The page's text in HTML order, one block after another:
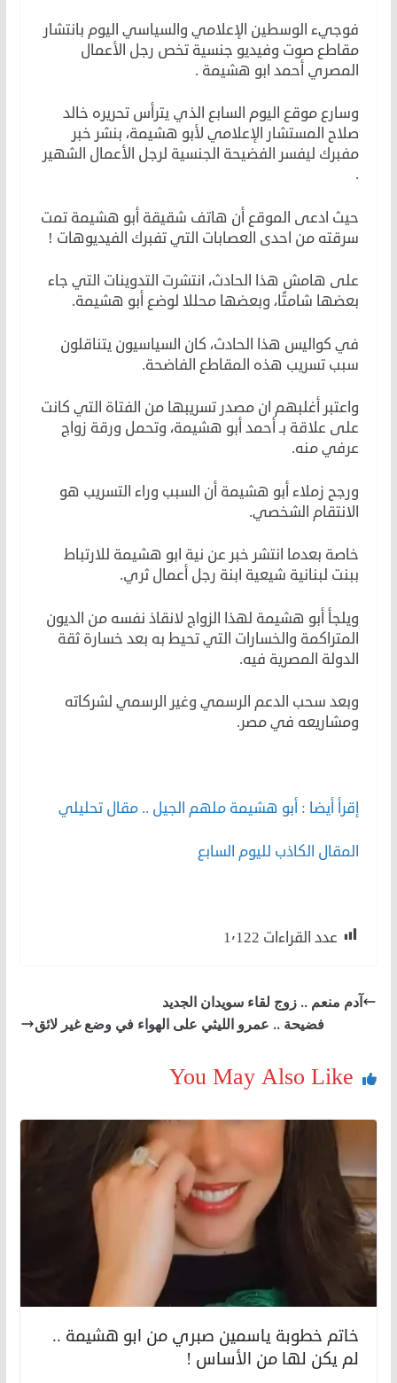
فوجيء الوسطين الإعلامي والسياسي اليوم بانتشار
مقاطع صوت وفيديو جنسية تخص رجل الأعمال
المصري أحمد ابو هشيمة .
وسارع موقع اليوم السابع الذي يترأس تحريره خالد
صلاح المستشار الإعلامي لأبو هشيمة، بنشر خبر
مفبرك ليفسر الفضيحة الجنسية لرجل الأعمال الشهير
.
حيث ادعى الموقع أن هاتف شقيقة أبو هشيمة تمت
سرقته من احدى العصابات التي تفبرك الفيديوهات !
على هامش هذا الحادث، انتشرت التدوينات التي جاء
بعضها شامتًا، وبعضها محللا لوضع أبو هشيمة.
في كواليس هذا الحادث، كان السياسيون يتناقلون
سبب تسريب هذه المقاطع الفاضحة.
واعتبر أغلبهم ان مصدر تسريبها من الفتاة التي كانت
على علاقة بـ أحمد أبو هشيمة، وتحمل ورقة زواج
عرفي منه.
ورجح زملاء أبو هشيمة أن السبب وراء التسريب هو
الانتقام الشخصي.
خاصة بعدما انتشر خبر عن نية ابو هشيمة للارتباط
ببنت لبنانية شيعية ابنة رجل أعمال ثري.
ويلجأ أبو هشيمة لهذا الزواج لانقاذ نفسه من الديون
المتراكمة والخسارات التي تحيط به بعد خسارة ثقة
الدولة المصرية فيه.
وبعد سحب الدعم الرسمي وغير الرسمي لشركاته
ومشاريعه في مصر.
إقرأ أيضا : أبو هشيمة ملهم الجيل .. مقال تحليلي
المقال الكاذب لليوم السابع
عدد القراءات 1٬122
آدم منعم .. زوج لقاء سويدان الجديد
فضيحة .. عمرو الليثي على الهواء في وضع غير لائق
You May Also Like
خاتم خطوبة ياسمين صبري من ابو هشيمة ..
لم يكن لها من الأساس !